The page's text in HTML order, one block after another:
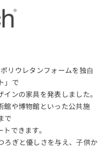
ポリウレタンフォームを独⾃
」で
ンの家具を発表しました。
館や博物館といった公共施
で
できます。
ろぎと優しさを与え、⼦供か